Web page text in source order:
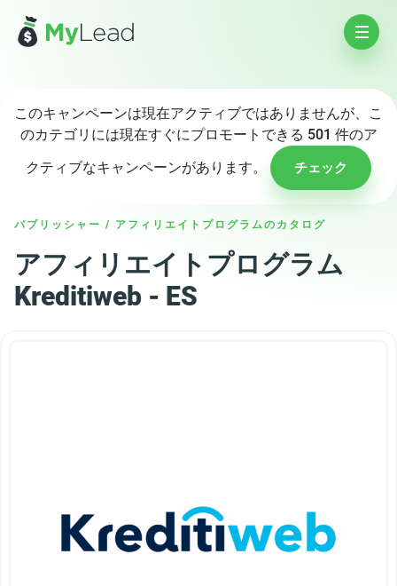
このキャンペーンは現在アクティブではありませんが、こ
のカテゴリには現在すぐにプロモートできる 501 件のア
クティブなキャンペーンがあります。
チェック
パブリッシャー / アフィリエイトプログラムのカタログ
アフィリエイトプログラム
Kreditiweb - ES